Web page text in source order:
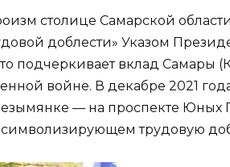
столице Самарской
доблести» Указом
подчеркивает вклад Самары
войне. В декабре 2021
— на проспекте Юных
символизирующем трудовую